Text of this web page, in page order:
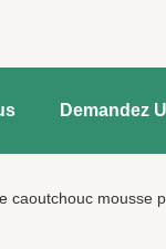
Demandez
caoutchouc mousse